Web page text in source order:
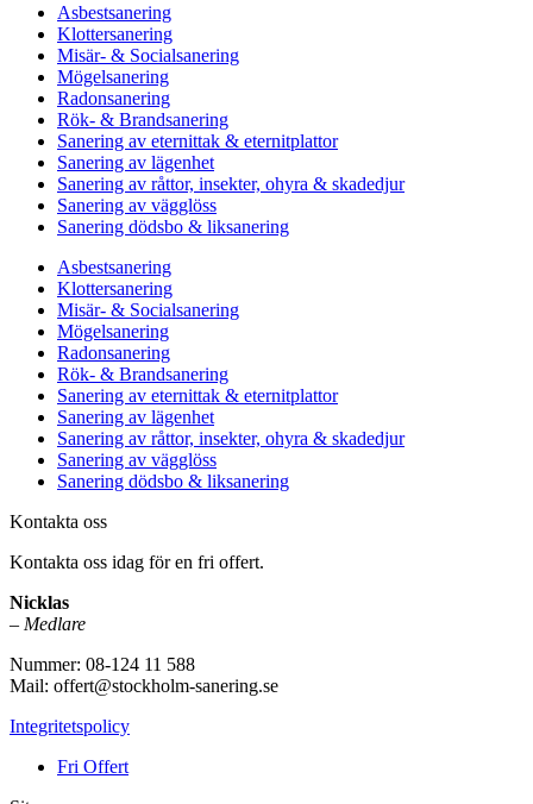
Asbestsanering
Klottersanering
Misär- & Socialsanering
Mögelsanering
Radonsanering
Rök- & Brandsanering
Sanering av eternittak & eternitplattor
Sanering av lägenhet
Sanering av råttor, insekter, ohyra & skadedjur
Sanering av vägglöss
Sanering dödsbo & liksanering
Asbestsanering
Klottersanering
Misär- & Socialsanering
Mögelsanering
Radonsanering
Rök- & Brandsanering
Sanering av eternittak & eternitplattor
Sanering av lägenhet
Sanering av råttor, insekter, ohyra & skadedjur
Sanering av vägglöss
Sanering dödsbo & liksanering
Kontakta oss
Kontakta oss idag för en fri offert.
Nicklas
– Medlare
Nummer: 08-124 11 588
Mail: offert@stockholm-sanering.se
Integritetspolicy
Fri Offert